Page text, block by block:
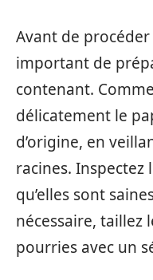
Avant de
important de
contenant.
délicatement le
d’origine, en
racines.
qu’elles sont
nécessaire, taillez
pourries avec un